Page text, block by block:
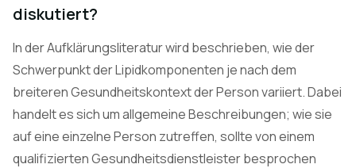
diskutiert?
In der Aufklärungsliteratur wird beschrieben, wie der
Schwerpunkt der Lipidkomponenten je nach dem
breiteren Gesundheitskontext der Person variiert. Dabei
handelt es sich um allgemeine Beschreibungen; wie sie
auf eine einzelne Person zutreffen, sollte von einem
qualifizierten Gesundheitsdienstleister besprochen